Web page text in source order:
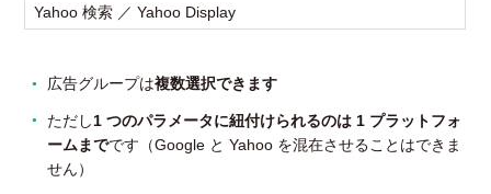
Yahoo 検索 ／ Yahoo Display
広告グループは複数選択できます
ただし1 つのパラメータに紐付けられるのは 1 プラットフォ
ームまでです（Google と Yahoo を混在させることはできま
せん）